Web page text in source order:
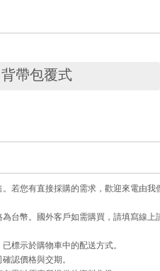
的6次方～10的7次方 Ω/sq，且舒適易
的省力工具。
帶包覆式
調整背帶長度
頭拉鍊設計
若您有直接採購的需求，歡迎來電由我
台幣。國外客戶如需購買，請填寫線上
標示於購物車中的配送方式。
認價格與交期。